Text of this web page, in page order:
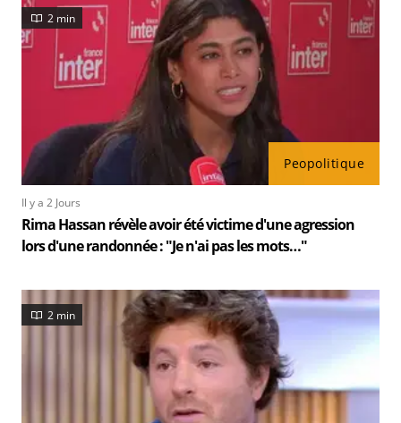
Peopolitique
2 min
Il y a 2 Jours
Rima Hassan révèle avoir été victime d'une agression
lors d'une randonnée : "Je n'ai pas les mots…"
2 min